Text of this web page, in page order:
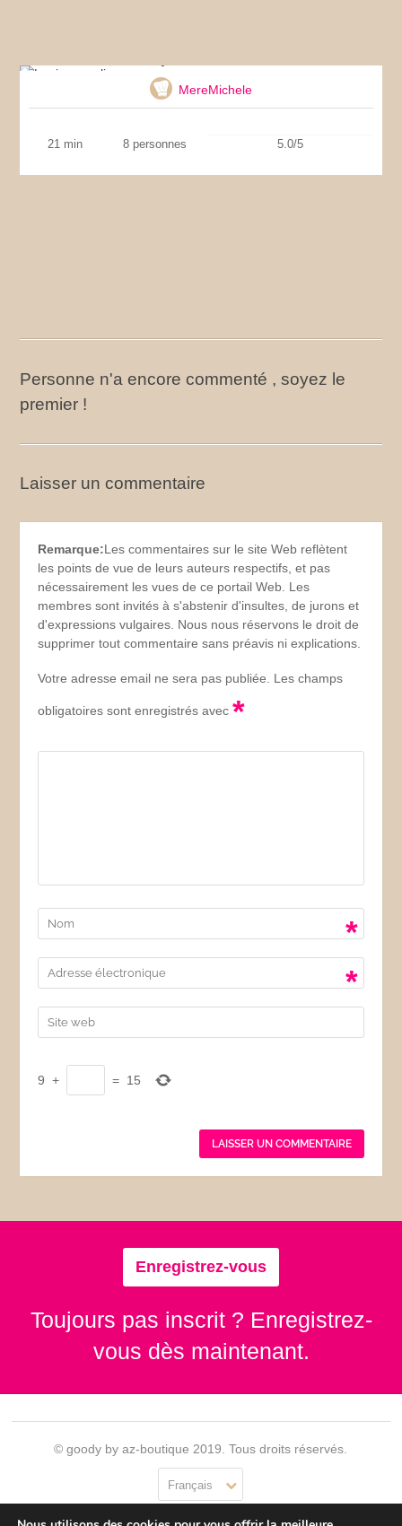
MereMichele
21 min 8 personnes 5.0/5
Personne n'a encore commenté , soyez le
premier !
Laisser un commentaire
Remarque:Les commentaires sur le site Web reflètent
les points de vue de leurs auteurs respectifs, et pas
nécessairement les vues de ce portail Web. Les
membres sont invités à s'abstenir d'insultes, de jurons et
d'expressions vulgaires. Nous nous réservons le droit de
supprimer tout commentaire sans préavis ni explications.
Votre adresse email ne sera pas publiée. Les champs
obligatoires sont enregistrés avec*
*
*
9 + = 15
Enregistrez-vous
Toujours pas inscrit ? Enregistrez-
vous dès maintenant.
© goody by az-boutique 2019. Tous droits réservés.
Français